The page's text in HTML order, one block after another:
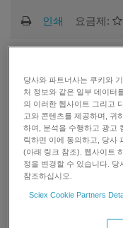
인쇄 요금제:
diagnostic
Answer
When you create a
enter a list of targeted
information such as
당사와 파트너사는 쿠키와
처 정보와 같은 일부 데이터
의 이러한 웹사이트 그리고
고와 콘텐츠를 제공하며, 귀
하여, 분석을 수행하고 광고
릭하면 이에 동의하고, 당사
(아래 링크 참조). 웹사이트
정을 변경할 수 있습니다.
참조하십시오.
Sciex Cookie Partners